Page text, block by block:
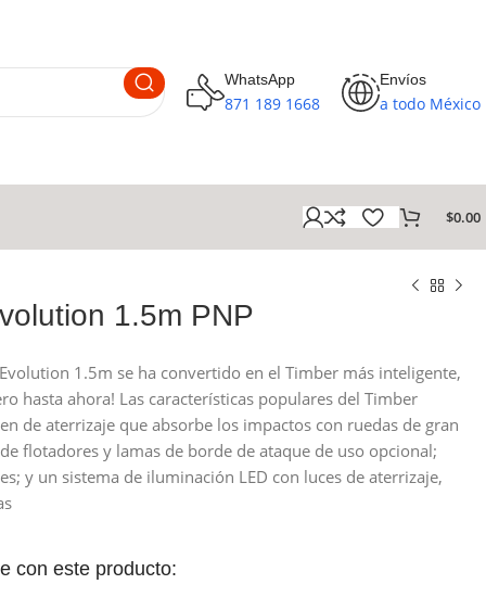
WhatsApp
871 189 1668
Envíos
a todo México
$0.00
1.5m PNP
1.5m se ha convertido en el Timber más inteligente,
hasta ahora! Las características populares del Timber
de aterrizaje que absorbe los impactos con ruedas de gran
flotadores y lamas de borde de ataque de uso opcional;
y un sistema de iluminación LED con luces de aterrizaje,
con este producto: